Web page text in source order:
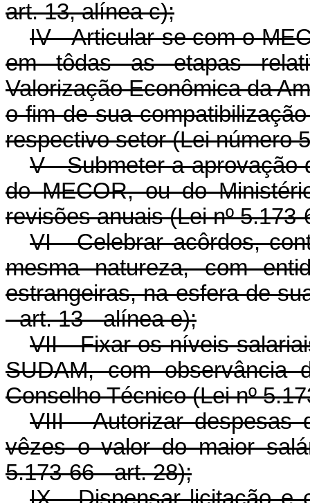
art. 13, alínea c);
IV - Articular-se com o
em tôdas as etapas
Valorização Econômica da
o fim de sua
respectivo setor (Lei número
V - Submeter a aprovação
do MECOR, ou do
revisões anuais (Lei nº 5.173-
VI - Celebrar acôrdos,
mesma natureza, com
estrangeiras, na esfera de
- art. 13 - alínea e);
VII - Fixar os níveis
SUDAM, com observância
Conselho Técnico (Lei nº
VIII - Autorizar despesas
vêzes o valor do maior
5.173-66 - art. 28);